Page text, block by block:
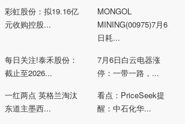
彩虹股份：拟19.16亿
元收购控股...
MONGOL
MINING(00975)7月6
日耗...
每日关注!泰禾股份：
截止至2026...
7月6日白云电器涨
停：一带一路，...
一红两点 英格兰淘汰
东道主墨西...
看点：PriceSeek提
醒：中石化华...